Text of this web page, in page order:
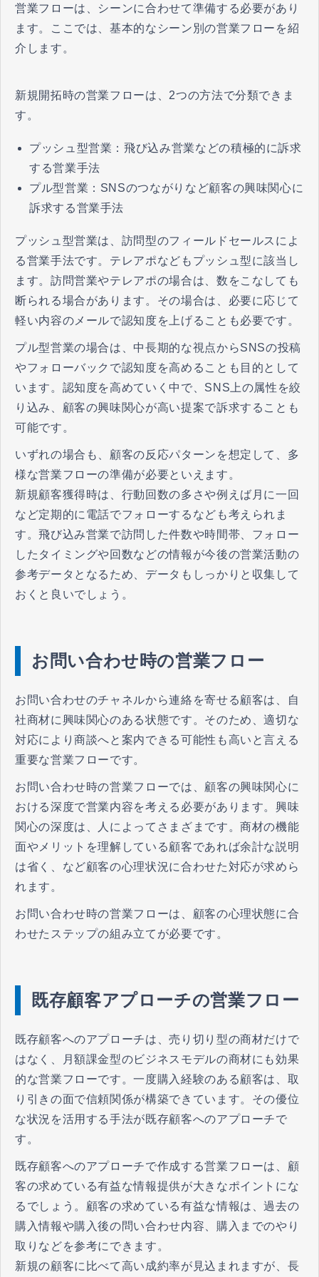
営業フローは、シーンに合わせて準備する必要があり
ます。ここでは、基本的なシーン別の営業フローを紹
介します。
新規開拓時の営業フローは、2つの方法で分類できま
す。
プッシュ型営業：飛び込み営業などの積極的に訴求
する営業手法
プル型営業：SNSのつながりなど顧客の興味関心に
訴求する営業手法
プッシュ型営業は、訪問型のフィールドセールスによ
る営業手法です。テレアポなどもプッシュ型に該当し
ます。訪問営業やテレアポの場合は、数をこなしても
断られる場合があります。その場合は、必要に応じて
軽い内容のメールで認知度を上げることも必要です。
プル型営業の場合は、中長期的な視点からSNSの投稿
やフォローバックで認知度を高めることも目的として
います。認知度を高めていく中で、SNS上の属性を絞
り込み、顧客の興味関心が高い提案で訴求することも
可能です。
いずれの場合も、顧客の反応パターンを想定して、多
様な営業フローの準備が必要といえます。
新規顧客獲得時は、行動回数の多さや例えば月に一回
など定期的に電話でフォローするなども考えられま
す。飛び込み営業で訪問した件数や時間帯、フォロー
したタイミングや回数などの情報が今後の営業活動の
参考データとなるため、データもしっかりと収集して
おくと良いでしょう。
お問い合わせ時の営業フロー
お問い合わせのチャネルから連絡を寄せる顧客は、自
社商材に興味関心のある状態です。そのため、適切な
対応により商談へと案内できる可能性も高いと言える
重要な営業フローです。
お問い合わせ時の営業フローでは、顧客の興味関心に
おける深度で営業内容を考える必要があります。興味
関心の深度は、人によってさまざまです。商材の機能
面やメリットを理解している顧客であれば余計な説明
は省く、など顧客の心理状況に合わせた対応が求めら
れます。
お問い合わせ時の営業フローは、顧客の心理状態に合
わせたステップの組み立てが必要です。
既存顧客アプローチの営業フロー
既存顧客へのアプローチは、売り切り型の商材だけで
はなく、月額課金型のビジネスモデルの商材にも効果
的な営業フローです。一度購入経験のある顧客は、取
り引きの面で信頼関係が構築できています。その優位
な状況を活用する手法が既存顧客へのアプローチで
す。
既存顧客へのアプローチで作成する営業フローは、顧
客の求めている有益な情報提供が大きなポイントにな
るでしょう。顧客の求めている有益な情報は、過去の
購入情報や購入後の問い合わせ内容、購入までのやり
取りなどを参考にできます。
新規の顧客に比べて高い成約率が見込まれますが、長